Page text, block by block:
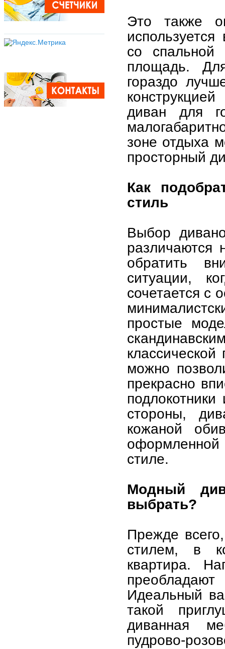
Это также
со спальной
площадь.
гораздо
диван для
зоне отдыха
просторный
Как
стиль
Выбор
различаются
обратить
ситуации,
сочетается с
простые
классической
можно
прекрасно
стороны,
кожаной
стиле.
Модный
выбрать?
Прежде
стилем, в
квартира.
Идеальный
такой
диванная
пудрово-